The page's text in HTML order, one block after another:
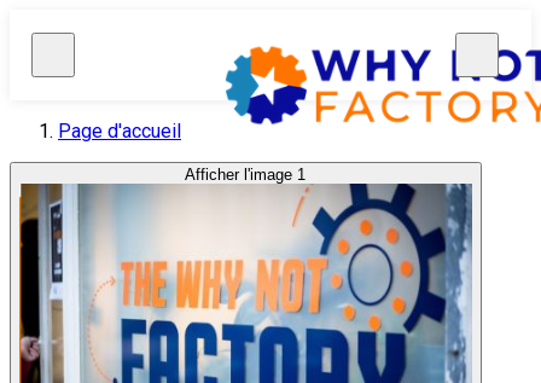
Page d'accueil
Afficher l'image 1